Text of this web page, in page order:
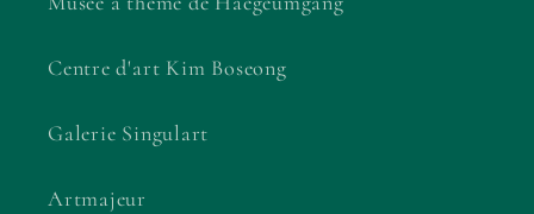
Centre d'art Kim Boseong
Galerie Singulart
Artmajeur